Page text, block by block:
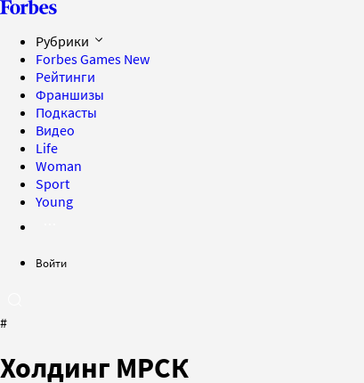
Рубрики
Forbes Games New
Рейтинги
Франшизы
Подкасты
Видео
Life
Woman
Sport
Young
Войти
#
Холдинг МРСК